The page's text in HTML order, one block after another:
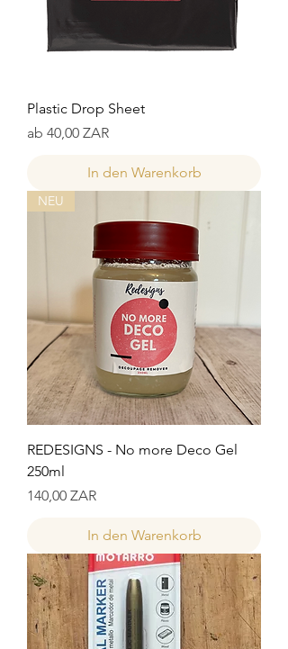
Plastic Drop Sheet
ab 40,00 ZAR
Sale-Preis
In den Warenkorb
NEU
REDESIGNS - No more Deco Gel
250ml
Preis
140,00 ZAR
In den Warenkorb